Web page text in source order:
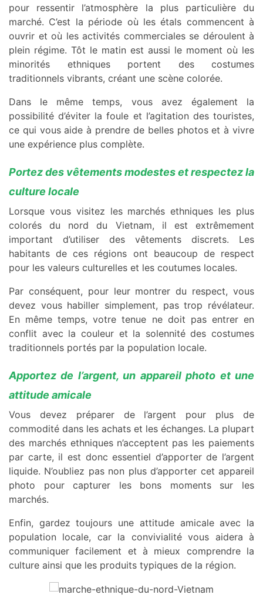
pour ressentir l’atmosphère la plus particulière du
marché. C’est la période où les étals commencent à
ouvrir et où les activités commerciales se déroulent à
plein régime. Tôt le matin est aussi le moment où les
minorités ethniques portent des costumes
traditionnels vibrants, créant une scène colorée.
Dans le même temps, vous avez également la
possibilité d’éviter la foule et l’agitation des touristes,
ce qui vous aide à prendre de belles photos et à vivre
une expérience plus complète.
Portez des vêtements modestes et respectez la
culture locale
Lorsque vous visitez les marchés ethniques les plus
colorés du nord du Vietnam, il est extrêmement
important d’utiliser des vêtements discrets. Les
habitants de ces régions ont beaucoup de respect
pour les valeurs culturelles et les coutumes locales.
Par conséquent, pour leur montrer du respect, vous
devez vous habiller simplement, pas trop révélateur.
En même temps, votre tenue ne doit pas entrer en
conflit avec la couleur et la solennité des costumes
traditionnels portés par la population locale.
Apportez de l’argent, un appareil photo et une
attitude amicale
Vous devez préparer de l’argent pour plus de
commodité dans les achats et les échanges. La plupart
des marchés ethniques n’acceptent pas les paiements
par carte, il est donc essentiel d’apporter de l’argent
liquide. N’oubliez pas non plus d’apporter cet appareil
photo pour capturer les bons moments sur les
marchés.
Enfin, gardez toujours une attitude amicale avec la
population locale, car la convivialité vous aidera à
communiquer facilement et à mieux comprendre la
culture ainsi que les produits typiques de la région.